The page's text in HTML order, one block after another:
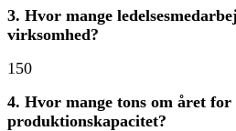
3. Hvor mange
virksomhed?
150
4. Hvor mange tons om året for
produktionskapacitet?